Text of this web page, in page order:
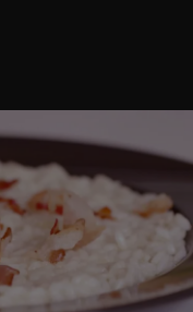
Porzioni
4